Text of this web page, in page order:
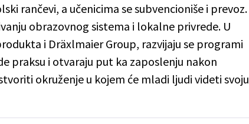
rančevi, a učenicima se subvencioniše i prevoz.
obrazovnog sistema i lokalne privrede. U
i Dräxlmaier Group, razvijaju se programi
praksu i otvaraju put ka zaposlenju nakon
okruženje u kojem će mladi ljudi videti svoju